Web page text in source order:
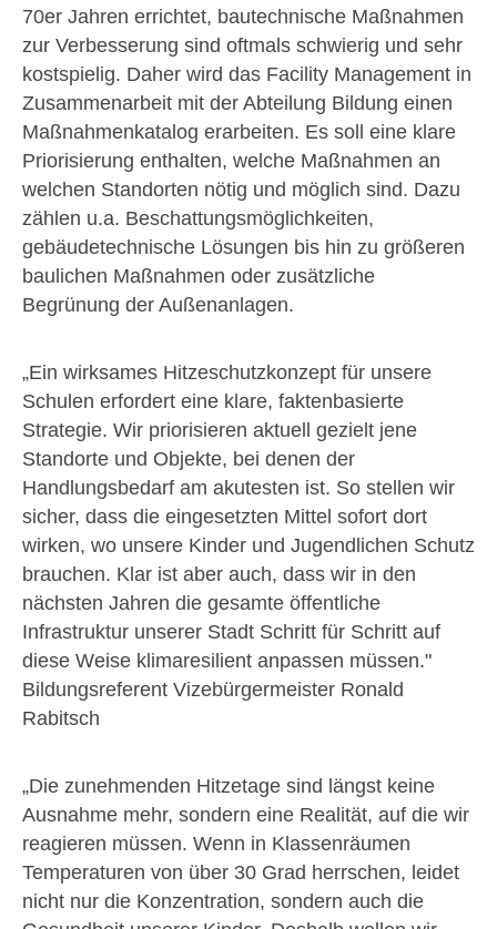
70er Jahren errichtet, bautechnische Maßnahmen
zur Verbesserung sind oftmals schwierig und sehr
kostspielig. Daher wird das Facility Management in
Zusammenarbeit mit der Abteilung Bildung einen
Maßnahmenkatalog erarbeiten. Es soll eine klare
Priorisierung enthalten, welche Maßnahmen an
welchen Standorten nötig und möglich sind. Dazu
zählen u.a. Beschattungsmöglichkeiten,
gebäudetechnische Lösungen bis hin zu größeren
baulichen Maßnahmen oder zusätzliche
Begrünung der Außenanlagen.
„Ein wirksames Hitzeschutzkonzept für unsere
Schulen erfordert eine klare, faktenbasierte
Strategie. Wir priorisieren aktuell gezielt jene
Standorte und Objekte, bei denen der
Handlungsbedarf am akutesten ist. So stellen wir
sicher, dass die eingesetzten Mittel sofort dort
wirken, wo unsere Kinder und Jugendlichen Schutz
brauchen. Klar ist aber auch, dass wir in den
nächsten Jahren die gesamte öffentliche
Infrastruktur unserer Stadt Schritt für Schritt auf
diese Weise klimaresilient anpassen müssen."
Bildungsreferent Vizebürgermeister Ronald
Rabitsch
„Die zunehmenden Hitzetage sind längst keine
Ausnahme mehr, sondern eine Realität, auf die wir
reagieren müssen. Wenn in Klassenräumen
Temperaturen von über 30 Grad herrschen, leidet
nicht nur die Konzentration, sondern auch die